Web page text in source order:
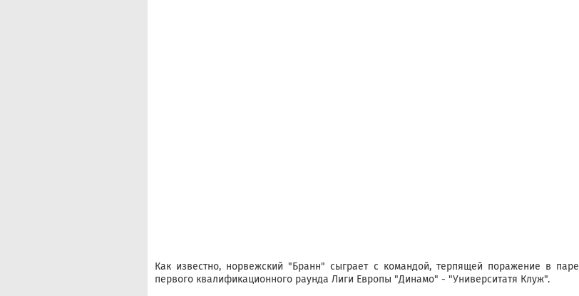
Как известно, норвежский "Бранн" сыграет с командой, терпящей поражение в паре
первого квалификационного раунда Лиги Европы "Динамо" - "Университатя Клуж".